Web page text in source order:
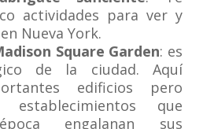
actividades para ver y
Nueva York.
Square Garden: es
de la ciudad. Aquí
edificios pero
establecimientos que
engalanan sus